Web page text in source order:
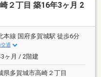
２丁目 築16年3ヶ月 2
本線 国府多賀城駅 徒歩6分
通
ヶ月 / 2階建
県多賀城市高崎２丁目